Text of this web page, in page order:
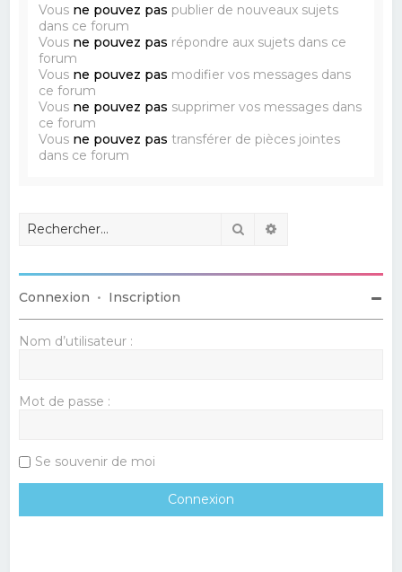
Vous ne pouvez pas publier de nouveaux sujets
dans ce forum
Vous ne pouvez pas répondre aux sujets dans ce
forum
Vous ne pouvez pas modifier vos messages dans
ce forum
Vous ne pouvez pas supprimer vos messages dans
ce forum
Vous ne pouvez pas transférer de pièces jointes
dans ce forum
Rechercher
Connexion • Inscription
Nom d’utilisateur :
Mot de passe :
Se souvenir de moi